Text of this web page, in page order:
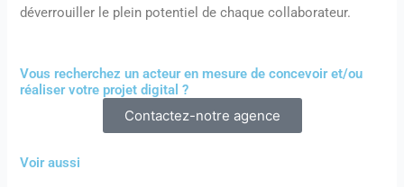
déverrouiller le plein potentiel de chaque collaborateur.
Vous recherchez un acteur en mesure de concevoir et/ou
réaliser votre projet digital ?
Contactez-notre agence
Voir aussi